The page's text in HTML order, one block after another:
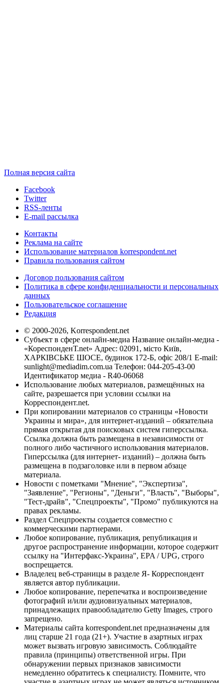
Полная версия сайта
Facebook
Twitter
RSS-ленты
E-mail рассылка
Контакты
Реклама на сайте
Использование материалов korrespondent.net
Правила пользования сайтом
Договор пользования сайтом
Политика в сфере конфиденциальности и персональных
данных
Пользовательское соглашение
Редакция
© 2000-2026, Korrespondent.net
Субъект в сфере онлайн-медиа Название онлайн-медиа -
«КореспонденТ.net» Адрес: 02091, місто Київ,
ХАРКІВСЬКЕ ШОСЕ, будинок 172-Б, офіс 208/1 E-mail:
sunlight@mediadim.com.ua Телефон: 044-205-43-00
Идентификатор медиа - R40-06068
Использование любых материалов, размещённых на
сайте, разрешается при условии ссылки на
Корреспондент.net.
При копировании материалов со страницы «Новости
Украины и мира», для интернет-изданий – обязательна
прямая открытая для поисковых систем гиперссылка.
Ссылка должна быть размещена в независимости от
полного либо частичного использования материалов.
Гиперссылка (для интернет- изданий) – должна быть
размещена в подзаголовке или в первом абзаце
материала.
Новости с пометками "Мнение", "Экспертиза",
"Заявление", "Регионы", "Деньги", "Власть", "Выборы",
"Тест-драйв", "Спецпроекты", "Промо" публикуются на
правах рекламы.
Раздел Спецпроекты создается совместно с
коммерческими партнерами.
Любое копирование, публикация, републикация и
другое распространение информации, которое содержит
ссылку на "Интерфакс-Украина", EPA / UPG, строго
воспрещается.
Владелец веб-страницы в разделе Я- Корреспондент
является автор публикации.
Любое копирование, перепечатка и воспроизведение
фотографий и/или аудиовизуальных материалов,
принадлежащих правообладателю Getty Images, строго
запрещено.
Материалы сайта korrespondent.net предназначены для
лиц старше 21 года (21+). Участие в азартных играх
может вызвать игровую зависимость. Соблюдайте
правила (принципы) ответственной игры. При
обнаружении первых признаков зависимости
немедленно обратитесь к специалисту. Помните, что